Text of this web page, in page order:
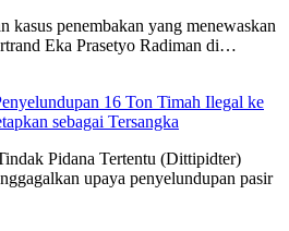
penembakan yang menewaskan
Eka Prasetyo Radiman di…
16 Ton Timah Ilegal ke
sebagai Tersangka
Pidana Tertentu (Dittipidter)
upaya penyelundupan pasir